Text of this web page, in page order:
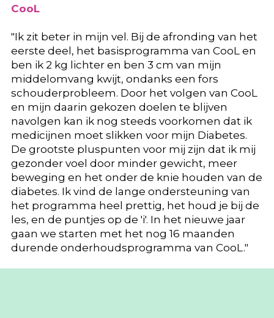
CooL
"Ik zit beter in mijn vel. Bij de afronding van het
eerste deel, het basisprogramma van CooL en
ben ik 2 kg lichter en ben 3 cm van mijn
middelomvang kwijt, ondanks een fors
schouderprobleem. Door het volgen van CooL
en mijn daarin gekozen doelen te blijven
navolgen kan ik nog steeds voorkomen dat ik
medicijnen moet slikken voor mijn Diabetes.
De grootste pluspunten voor mij zijn dat ik mij
gezonder voel door minder gewicht, meer
beweging en het onder de knie houden van de
diabetes. Ik vind de lange ondersteuning van
het programma heel prettig, het houd je bij de
les, en de puntjes op de 'i'. In het nieuwe jaar
gaan we starten met het nog 16 maanden
durende onderhoudsprogramma van CooL."